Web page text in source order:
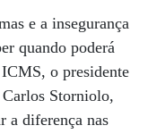
e a insegurança
quando poderá
o presidente
Storniolo,
a diferença nas